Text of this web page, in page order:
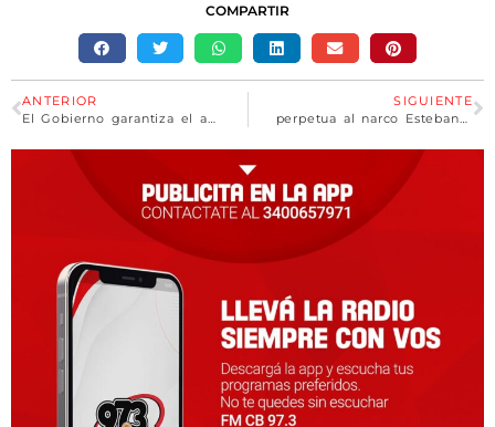
COMPARTIR
ANTERIOR
El Gobierno garantiza el abastecimiento energético para la industria y el transporte
SIGUIENTE
perpetua al narco Esteban Lindor Alvarado